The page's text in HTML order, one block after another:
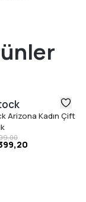
Arizona Kadın Çift